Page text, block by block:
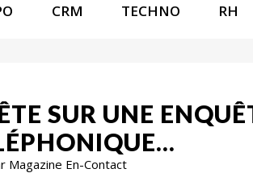
CRM TECHNO RH
SUR UNE
Magazine En-Contact